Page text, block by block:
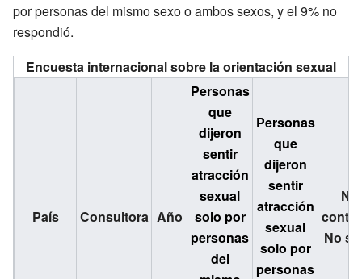
por personas del mismo sexo o ambos sexos, y el 9% no
respondió.
Encuesta internacional sobre la orientación sexual
País Consultora Año
Personas
que
dijeron
sentir
atracción
sexual
solo por
personas
del
Personas
que
dijeron
sentir
atracción
sexual
solo por
personas
No
No